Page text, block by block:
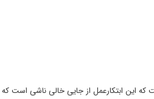
که این ابتکارعمل از جایی خالی ناشی است